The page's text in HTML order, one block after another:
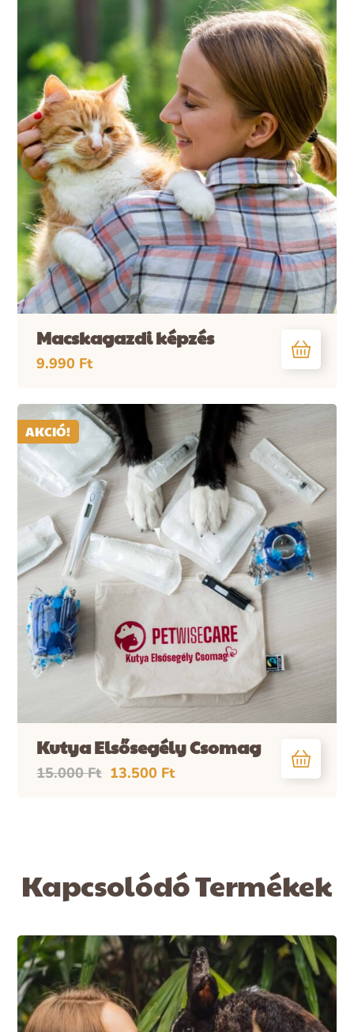
Macskagazdi képzés
9.990 Ft
AKCIÓ!
Kutya Elsősegély Csomag
15.000Ft 13.500 Ft
Kapcsolódó Termékek